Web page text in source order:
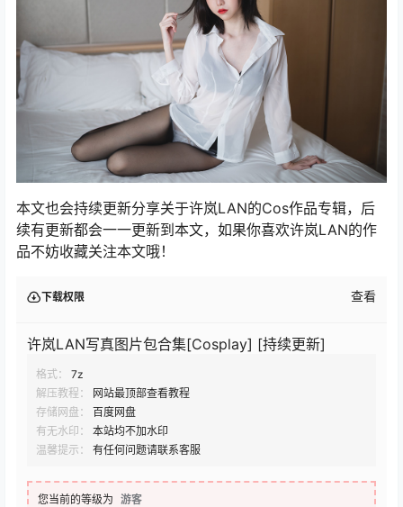
本文也会持续更新分享关于许岚LAN的Cos作品专辑，后
续有更新都会一一更新到本文，如果你喜欢许岚LAN的作
品不妨收藏关注本文哦！
下载权限 查看
许岚LAN写真图片包合集[Cosplay] [持续更新]
格式：
7z
解压教程：
网站最顶部查看教程
存储网盘：
百度网盘
有无水印：
本站均不加水印
温馨提示：
有任何问题请联系客服
您当前的等级为 游客